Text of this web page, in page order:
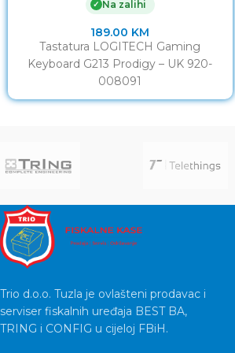
✓ Na zalihi
189.00 KM
Tastatura LOGITECH Gaming
Keyboard G213 Prodigy – UK 920-
008091
Trio d.o.o. Tuzla je ovlašteni prodavac i
serviser fiskalnih uređaja BEST BA,
TRING i CONFIG u cijeloj FBiH.